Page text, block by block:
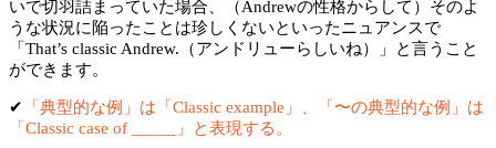
いで切羽詰まっていた場合、（Andrewの性格からして）そのよ
うな状況に陥ったことは珍しくないといったニュアンスで
「That’s classic Andrew.（アンドリューらしいね）」と言うこと
ができます。
✔︎
「典型的な例」は「Classic example」、「〜の典型的な例」は
「Classic case of _____」と表現する。